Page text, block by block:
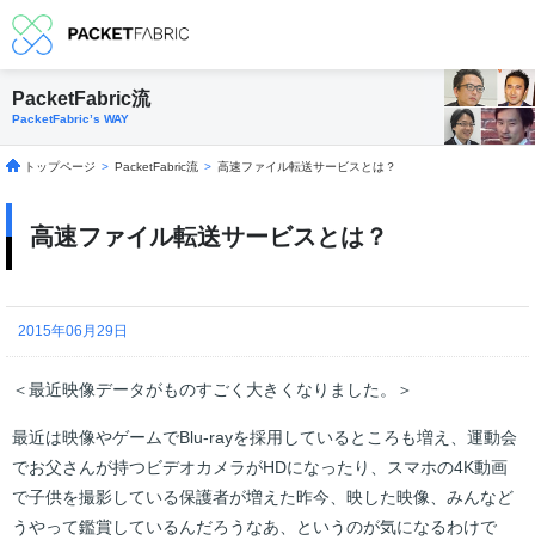
PacketFabric流
PacketFabric’s WAY
トップページ > PacketFabric流 > 高速ファイル転送サービスとは？
高速ファイル転送サービスとは？
2015年06月29日
＜最近映像データがものすごく大きくなりました。＞
最近は映像やゲームでBlu-rayを採用しているところも増え、運動会
でお父さんが持つビデオカメラがHDになったり、スマホの4K動画
で子供を撮影している保護者が増えた昨今、映した映像、みんなど
うやって鑑賞しているんだろうなあ、というのが気になるわけで